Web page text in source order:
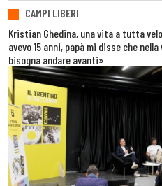
CAMPI LIBERI
Kristian Ghedina, una vita a tutta
avevo 15 anni, papà mi disse che
bisogna andare avanti»